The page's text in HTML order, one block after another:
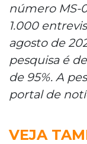
número MS-
1.000
agosto de
pesquisa é
de 95%. A
portal de
VEJA